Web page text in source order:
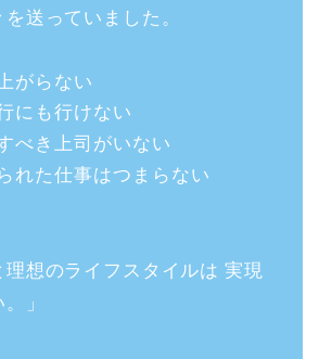
送っていました。
がらない
にも行けない
べき上司がいない
れた仕事はつまらない
理想のライフスタイルは 実現
」